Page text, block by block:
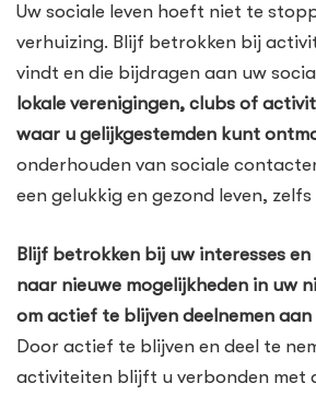
Uw sociale leven hoeft niet te
verhuizing. Blijf betrokken bij
vindt en die bijdragen aan uw
lokale verenigingen, clubs of
waar u gelijkgestemden kunt
onderhouden van sociale
een gelukkig en gezond leven,
Blijf betrokken bij uw interesses
naar nieuwe mogelijkheden in uw
om actief te blijven deelnemen
Door actief te blijven en deel te
activiteiten blijft u verbonden met